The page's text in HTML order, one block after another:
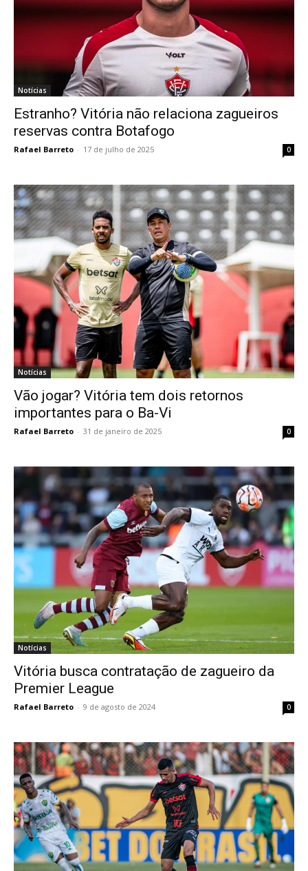
Notícias
Estranho? Vitória não relaciona zagueiros
reservas contra Botafogo
Rafael Barreto - 17 de julho de 2025 0
Notícias
Vão jogar? Vitória tem dois retornos
importantes para o Ba-Vi
Rafael Barreto - 31 de janeiro de 2025 0
Notícias
Vitória busca contratação de zagueiro da
Premier League
Rafael Barreto - 9 de agosto de 2024 0